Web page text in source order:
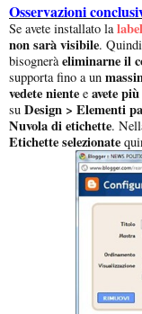
Osservazioni
Se avete installato la
non sarà visibile.
bisogneràeliminarne il
supporta fino a un
vedete niente e avete
su Design > Elementi
Nuvola di etichette.
Etichette selezionate